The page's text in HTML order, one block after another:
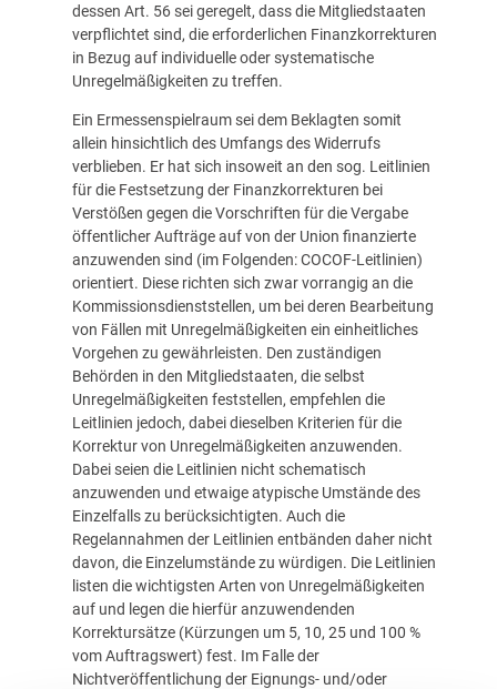
dessen Art. 56 sei geregelt, dass die Mitgliedstaaten
verpflichtet sind, die erforderlichen Finanzkorrekturen
in Bezug auf individuelle oder systematische
Unregelmäßigkeiten zu treffen.
Ein Ermessenspielraum sei dem Beklagten somit
allein hinsichtlich des Umfangs des Widerrufs
verblieben. Er hat sich insoweit an den sog. Leitlinien
für die Festsetzung der Finanzkorrekturen bei
Verstößen gegen die Vorschriften für die Vergabe
öffentlicher Aufträge auf von der Union finanzierte
anzuwenden sind (im Folgenden: COCOF-Leitlinien)
orientiert. Diese richten sich zwar vorrangig an die
Kommissionsdienststellen, um bei deren Bearbeitung
von Fällen mit Unregelmäßigkeiten ein einheitliches
Vorgehen zu gewährleisten. Den zuständigen
Behörden in den Mitgliedstaaten, die selbst
Unregelmäßigkeiten feststellen, empfehlen die
Leitlinien jedoch, dabei dieselben Kriterien für die
Korrektur von Unregelmäßigkeiten anzuwenden.
Dabei seien die Leitlinien nicht schematisch
anzuwenden und etwaige atypische Umstände des
Einzelfalls zu berücksichtigten. Auch die
Regelannahmen der Leitlinien entbänden daher nicht
davon, die Einzelumstände zu würdigen. Die Leitlinien
listen die wichtigsten Arten von Unregelmäßigkeiten
auf und legen die hierfür anzuwendenden
Korrektursätze (Kürzungen um 5, 10, 25 und 100 %
vom Auftragswert) fest. Im Falle der
Nichtveröffentlichung der Eignungs- und/oder